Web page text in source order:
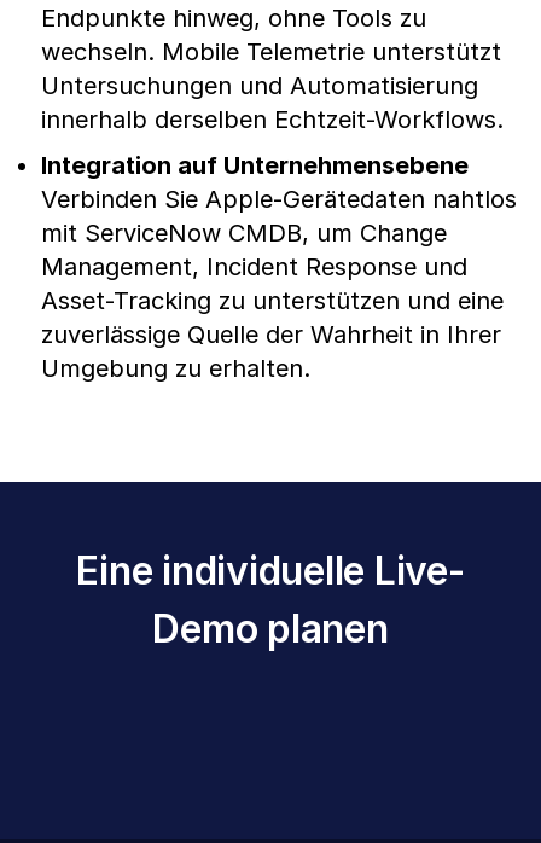
Endpunkte hinweg, ohne Tools zu
wechseln. Mobile Telemetrie unterstützt
Untersuchungen und Automatisierung
innerhalb derselben Echtzeit-Workflows.
Integration auf Unternehmensebene
Verbinden Sie Apple-Gerätedaten nahtlos
mit ServiceNow CMDB, um Change
Management, Incident Response und
Asset-Tracking zu unterstützen und eine
zuverlässige Quelle der Wahrheit in Ihrer
Umgebung zu erhalten.
Eine individuelle Live-
Demo planen